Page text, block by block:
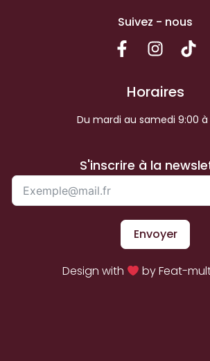
Suivez - nous
Horaires
Du mardi au samedi 9:00 à
S'inscrire à la
Envoyer
Design with by Feat-